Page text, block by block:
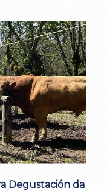
Degustación da